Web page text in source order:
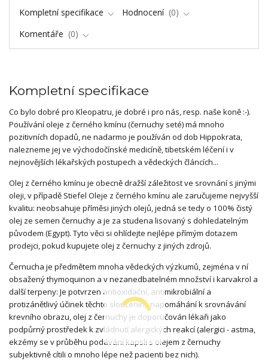
Kompletní specifikace Hodnocení
0
Komentáře
0
Kompletní specifikace
Co bylo dobré pro Kleopatru, je dobré i pro nás, resp. naše koně :-).
Používání oleje z černého kmínu (černuchy seté) má mnoho
pozitivních dopadů, ne nadarmo je používán od dob Hippokrata,
nalezneme jej ve východočínské medicíně, tibetském léčení i v
nejnovějších lékařských postupech a vědeckých článcích...
Olej z černého kmínu je obecně dražší záležitost ve srovnání s jinými
oleji, v případě Stiefel Oleje z černého kmínu ale zaručujeme nejvyšší
kvalitu: neobsahuje příměsi jiných olejů, jedná se tedy o 100% čistý
olej ze semen černuchy a je za studena lisovaný s dohledatelným
původem (Egypt). Tyto věci si ohlídejte nejlépe přímým dotazem
prodejci, pokud kupujete olej z černuchy z jiných zdrojů.
Černucha je předmětem mnoha vědeckých výzkumů, zejména v ní
obsažený thymoquinon a v nezanedbatelném množství i karvakrol a
další terpeny: Je potvrzen antioxidační, antimikrobiální a
protizánětlivý účinek těchto sloučenin, napomáhání k srovnávání
krevního obrazu, olej z černuchy je doporučován lékaři jako
podpůrný prostředek k zvládnutí alergických reakcí (alergici - astma,
ekzémy se v průběhu podávání kapslí s olejem z černuchy
subjektivně cítili o mnoho lépe než pacienti bez nich).